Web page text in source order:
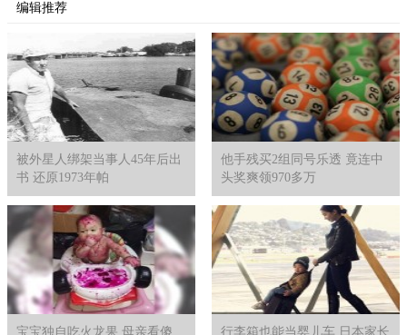
MrYang说明，丹麦人会将一整年打破的碗盘收集起来，新年再将
这些碗盘洒满亲朋好友、邻居家，就能为对方带来好运。
丹麦人也有个特别的习俗，MrYang说明，他们会将一整年打
破的碗盘收集起来，到了新年那天，他们会将这些破碎的碗盘，
洒满亲朋好友、邻居家，他们相信这样做可以为对方带来好运。
编辑推荐
被外星人绑架当事人45年后出
书 还原1973年帕
他手残买2组同号乐透 竟连中
头奖爽领970多万
宝宝独自吃火龙果 母亲看傻 行李箱也能当婴儿车 日本家长